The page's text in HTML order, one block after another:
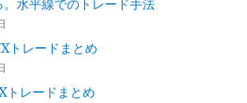
水平線でのトレード手法
トレードまとめ
レードまとめ